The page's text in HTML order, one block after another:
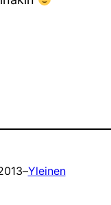
–Yleinen